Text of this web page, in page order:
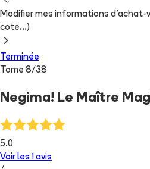
Modifier mes informations d'achat-
cote...)
Terminée
Tome 8/38
Negima! Le Maître
5.0
Voir les 1 avis